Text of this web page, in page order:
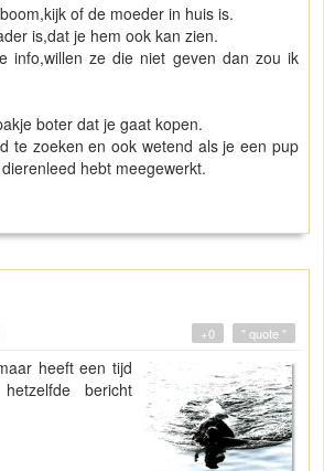
of de moeder in huis is.
is,dat je hem ook kan zien.
info,willen ze die niet geven dan zou ik
boter dat je gaat kopen.
te zoeken en ook wetend als je een pup
hebt meegewerkt.
" quote "
+0
heeft een tijd
bericht